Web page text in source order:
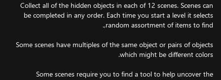
Collect all of the hidden objects in each of 12 scenes. Scenes can
be completed in any order. Each time you start a level it selects
Some scenes have multiples of the same object or pairs of objects
Some scenes require you to find a tool to help uncover the